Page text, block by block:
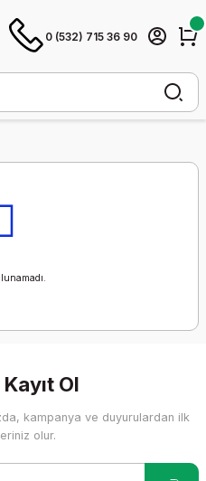
0 (532) 715 36 90
Ol
kampanya ve duyurulardan ilk
olur.